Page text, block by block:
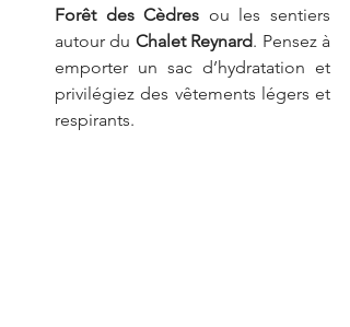
Forêt des Cèdres ou les sentiers
autour du Chalet Reynard. Pensez à
emporter un sac d’hydratation et
privilégiez des vêtements légers et
respirants.